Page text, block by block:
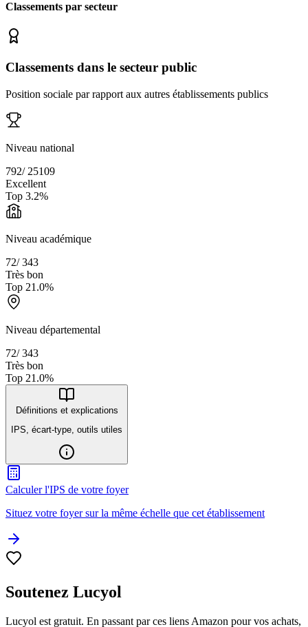
Classements par secteur
Classements dans le secteur public
Position sociale par rapport aux autres établissements publics
Niveau national
792/ 25109
Excellent
Top 3.2%
Niveau académique
72/343
Très bon
Top 21.0%
Niveau départemental
72/343
Très bon
Top 21.0%
Définitions et explications
IPS, écart-type, outils utiles
Calculer l'IPS de votre foyer
Situez votre foyer sur la même échelle que cet établissement
Soutenez Lucyol
Lucyol est gratuit. En passant par ces liens Amazon pour vos achats,